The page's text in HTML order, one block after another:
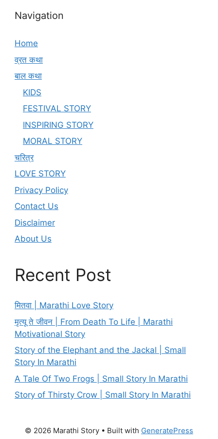
Navigation
Home
व्रत कथा
बाल कथा
KIDS
FESTIVAL STORY
INSPIRING STORY
MORAL STORY
चरित्र
LOVE STORY
Privacy Policy
Contact Us
Disclaimer
About Us
Recent Post
मितवा | Marathi Love Story
मृत्यू ते जीवन | From Death To Life | Marathi
Motivational Story
Story of the Elephant and the Jackal | Small
Story In Marathi
A Tale Of Two Frogs | Small Story In Marathi
Story of Thirsty Crow | Small Story In Marathi
© 2026 Marathi Story • Built with GeneratePress